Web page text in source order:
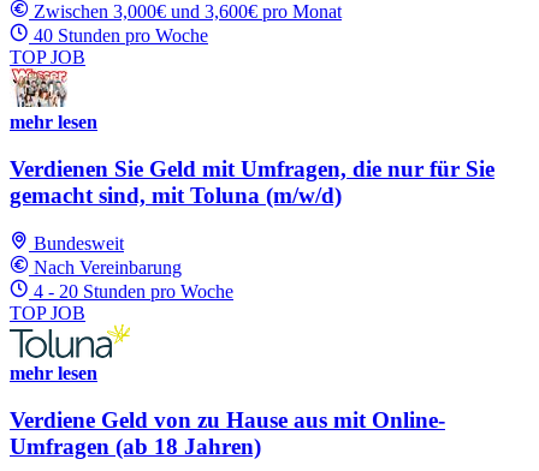
Zwischen 3,000€ und 3,600€ pro Monat
40 Stunden pro Woche
TOP JOB
mehr lesen
Verdienen Sie Geld mit Umfragen, die nur für Sie
gemacht sind, mit Toluna (m/w/d)
Bundesweit
Nach Vereinbarung
4 - 20 Stunden pro Woche
TOP JOB
mehr lesen
Verdiene Geld von zu Hause aus mit Online-
Umfragen (ab 18 Jahren)